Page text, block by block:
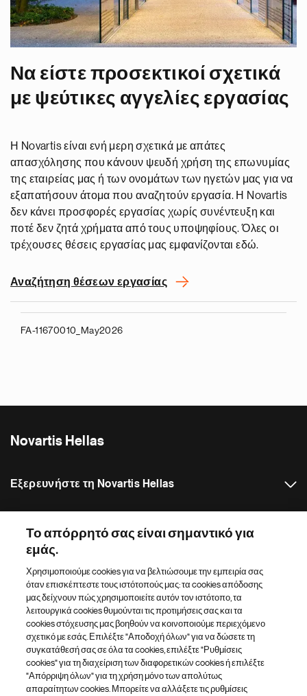
Να είστε προσεκτικοί σχετικά
με ψεύτικες αγγελίες εργασίας
Η Novartis είναι ενή μερη σχετικά με απάτες
απασχόλησης που κάνουν ψευδή χρήση της επωνυμίας
της εταιρείας μας ή των ονομάτων των ηγετών μας για να
εξαπατήσουν άτομα που αναζητούν εργασία. Η Novartis
δεν κάνει προσφορές εργασίας χωρίς συνέντευξη και
ποτέ δεν ζητά χρήματα από τους υποψηφίους. Όλες οι
τρέχουσες θέσεις εργασίας μας εμφανίζονται εδώ.
Αναζήτηση θέσεων εργασίας
FA-11670010_May2026
Novartis Hellas
Εξερευνήστε τη Novartis Hellas
Κατάλογος ιστότοπων Novartis
Footer Site Search
Το απόρρητό σας είναι σημαντικό για
εμάς.
Χρησιμοποιούμε cookies για να βελτιώσουμε την εμπειρία σας
όταν επισκέπτεστε τους ιστότοπούς μας: τα cookies απόδοσης
μας δείχνουν πώς χρησιμοποιείτε αυτόν τον ιστότοπο, τα
λειτουργικά cookies θυμούνται τις προτιμήσεις σας και τα
cookies στόχευσης μας βοηθούν να κοινοποιούμε περιεχόμενο
σχετικό με εσάς. Επιλέξτε "Αποδοχή όλων" για να δώσετε τη
συγκατάθεσή σας σε όλα τα cookies, επιλέξτε "Ρυθμίσεις
cookies" για τη διαχείριση των διαφορετικών cookies ή επιλέξτε
"Απόρριψη όλων" για τη χρήση μόνο των απολύτως
απαραίτητων cookies. Μπορείτε να αλλάξετε τις ρυθμίσεις